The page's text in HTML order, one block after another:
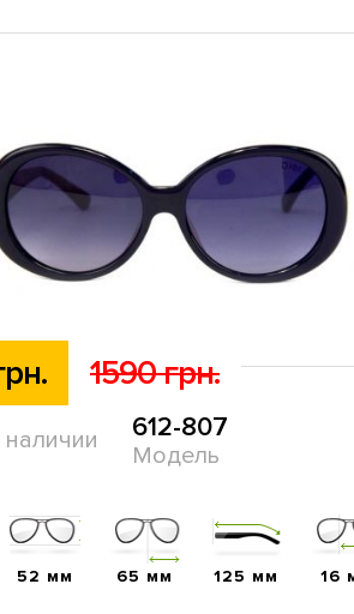
1590 грн.
наличии 612-807
Модель
52 мм 65 мм 125 мм 16